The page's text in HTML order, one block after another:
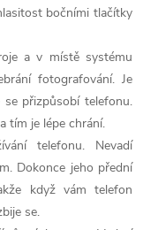
bočními tlačítky
a v místě systému
fotografování. Je
přizpůsobí telefonu.
tím je lépe chrání.
telefonu. Nevadí
Dokonce jeho přední
když vám telefon
se.